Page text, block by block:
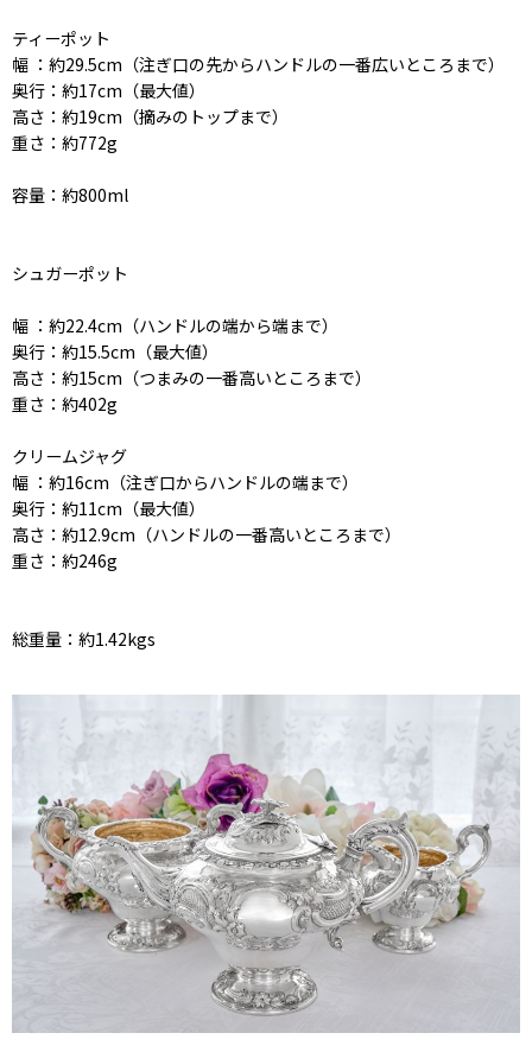
ティーポット
幅 ：約29.5cm（注ぎ口の先からハンドルの一番広いところまで）
奥行：約17cm（最大値）
高さ：約19cm（摘みのトップまで）
重さ：約772g
容量：約800ml
シュガーポット
幅 ：約22.4cm（ハンドルの端から端まで）
奥行：約15.5cm（最大値）
高さ：約15cm（つまみの一番高いところまで）
重さ：約402g
クリームジャグ
幅 ：約16cm（注ぎ口からハンドルの端まで）
奥行：約11cm（最大値）
高さ：約12.9cm（ハンドルの一番高いところまで）
重さ：約246g
総重量：約1.42kgs